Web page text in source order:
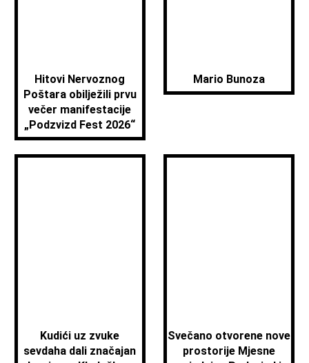
Hitovi Nervoznog
Poštara obilježili prvu
večer manifestacije
„Podzvizd Fest 2026“
Mario Bunoza
Kudići uz zvuke
sevdaha dali značajan
Svečano otvorene nove
prostorije Mjesne